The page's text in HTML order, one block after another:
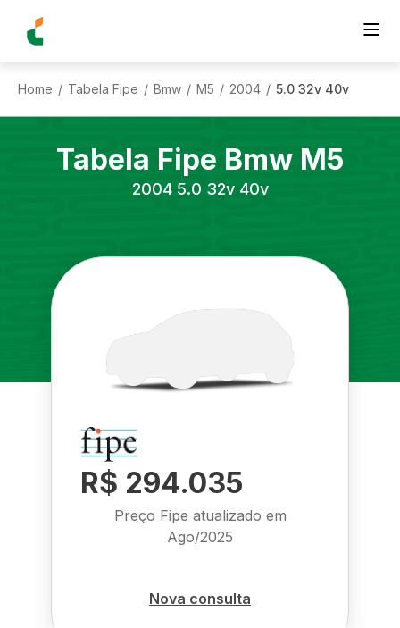
Home / Tabela Fipe / Bmw / M5 / 2004 / 5.0 32v 40v
Tabela Fipe Bmw M5
2004 5.0 32v 40v
R$ 294.035
Preço Fipe atualizado em
Ago/2025
Nova consulta